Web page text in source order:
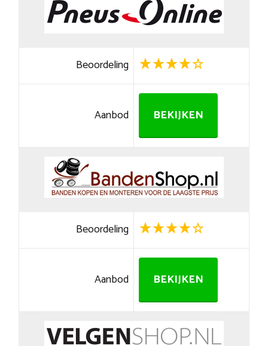
Beoordeling
Aanbod BEKIJKEN
Beoordeling
Aanbod BEKIJKEN